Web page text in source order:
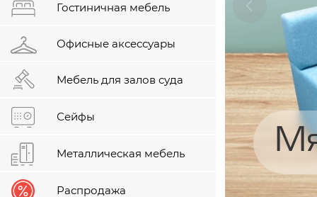
Гостиничная мебель
Офисные аксессуары
Мебель для залов суда
Сейфы
Металлическая мебель
Распродажа